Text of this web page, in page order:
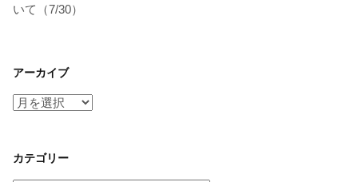
いて（7/30）
アーカイブ
ア
イ
ブ
カテゴリー